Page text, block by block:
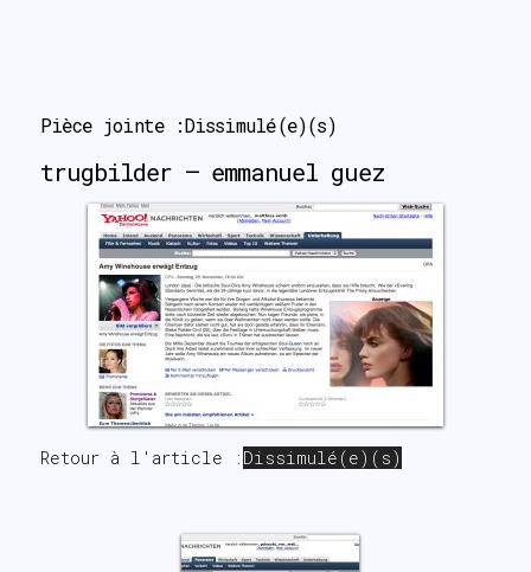
Pièce jointe :Dissimulé(e)(s)
trugbilder – emmanuel guez
Retour à l'article : Dissimulé(e)(s)